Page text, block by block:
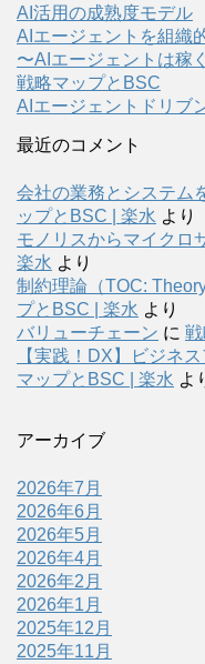
AI活用の成熟度モデル
AIエージェントを組織
〜AIエージェントは稼
戦略マップとBSC
AIエージェントドリブ
最近のコメント
会社の業務とシステム
ップとBSC | 楽水 より
モノリスからマイクロ
楽水 より
制約理論（TOC:
プとBSC | 楽水 より
バリューチェーン に
【実践！DX】ビジネ
マップとBSC | 楽水 よ
アーカイブ
2026年7月
2026年6月
2026年5月
2026年4月
2026年2月
2026年1月
2025年12月
2025年11月